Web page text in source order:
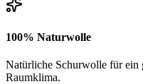
100% Naturwolle
Natürliche Schurwolle für ein
Raumklima.